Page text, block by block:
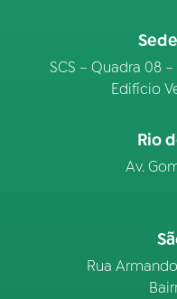
SCS – Quadra 08
Edifício
Rio
Av.
Rua